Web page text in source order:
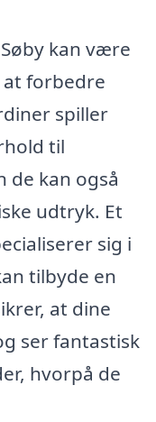
kan være
forbedre
spiller
til
de kan også
udtryk. Et
sig i
tilbyde en
at dine
ser fantastisk
hvorpå de